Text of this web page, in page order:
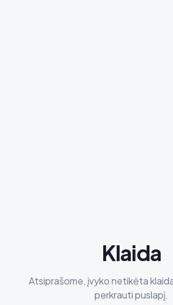
Klaida
Atsiprašome, įvyko netikėta
perkrauti puslapį.